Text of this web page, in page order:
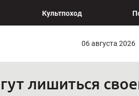
Культпоход
06 августа 2026
лишиться